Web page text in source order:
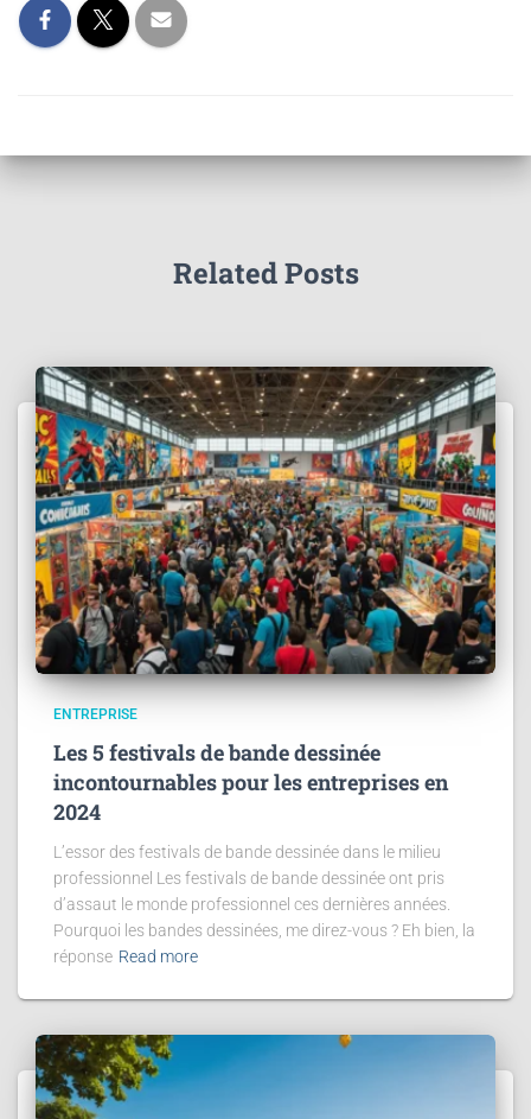
Related Posts
ENTREPRISE
Les 5 festivals de bande dessinée
incontournables pour les entreprises en
2024
L’essor des festivals de bande dessinée dans le milieu
professionnel Les festivals de bande dessinée ont pris
d’assaut le monde professionnel ces dernières années.
Pourquoi les bandes dessinées, me direz-vous ? Eh bien, la
réponse Read more